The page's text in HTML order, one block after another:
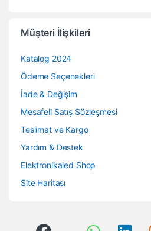
Müşteri İlişkileri
Katalog 2024
Ödeme Seçenekleri
İade & Değişim
Mesafeli Satış Sözleşmesi
Teslimat ve Kargo
Yardım & Destek
Elektronikaled Shop
Site Haritası